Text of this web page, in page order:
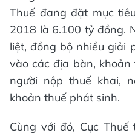
Thuế đang đặt mục
2018 là 6.100 tỷ đồng.
liệt, đồng bộ nhiều giải
vào các địa bàn,
người nộp thuế khai,
khoản thuế phát sinh.
Cùng với đó, Cục